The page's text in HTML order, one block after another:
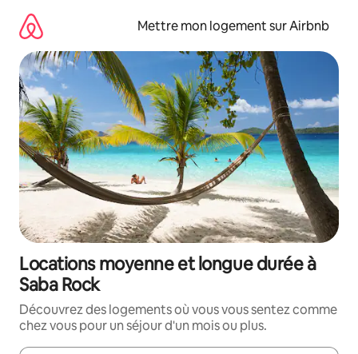
directement
contenu
Mettre mon logement sur Airbnb
Locations moyenne et longue durée à
Saba Rock
Découvrez des logements où vous vous sentez comme
chez vous pour un séjour d'un mois ou plus.